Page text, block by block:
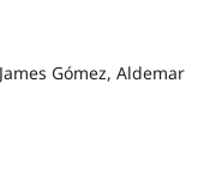
Gómez, Aldemar